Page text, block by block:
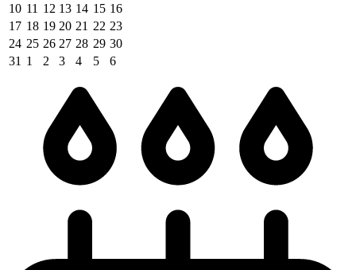
10 11 12 13 14 15 16
17 18 19 20 21 22 23
24 25 26 27 28 29 30
31 1 2 3 4 5 6